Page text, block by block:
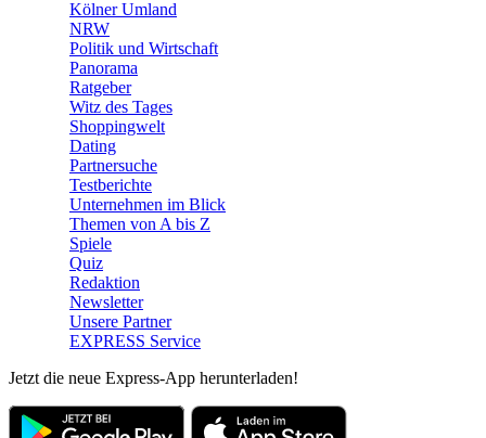
Kölner Umland
NRW
Politik und Wirtschaft
Panorama
Ratgeber
Witz des Tages
Shoppingwelt
Dating
Partnersuche
Testberichte
Unternehmen im Blick
Themen von A bis Z
Spiele
Quiz
Redaktion
Newsletter
Unsere Partner
EXPRESS Service
Jetzt die neue Express-App herunterladen!